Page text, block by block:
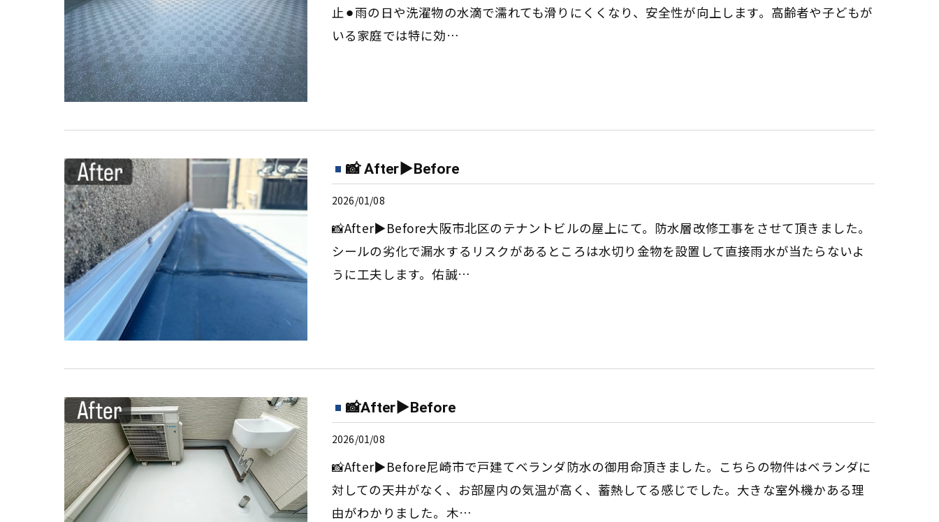
止⚫︎雨の日や洗濯物の水滴で濡れても滑りにくくなり、安全性が向上します。高齢者や子どもが
いる家庭では特に効…
📸 After▶︎Before
2026/01/08
📸After▶︎Before大阪市北区のテナントビルの屋上にて。防水層改修工事をさせて頂きました。
シールの劣化で漏水するリスクがあるところは水切り金物を設置して直接雨水が当たらないよ
うに工夫します。佑誠…
📸After▶︎Before
2026/01/08
📸After▶︎Before尼崎市で戸建てベランダ防水の御用命頂きました。こちらの物件はベランダに
対しての天井がなく、お部屋内の気温が高く、蓄熱してる感じでした。大きな室外機かある理
由がわかりました。木…